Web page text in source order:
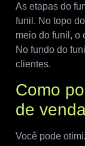
As etapas do
funil. No topo
meio do funil, o
No fundo do
clientes.
Como
de
Você pode